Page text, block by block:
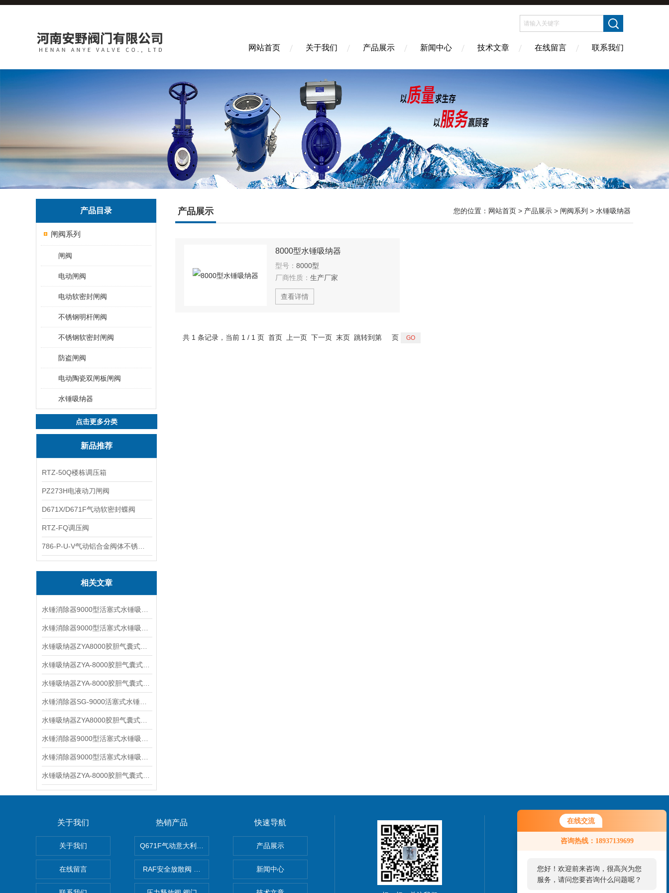
在线交流
咨询热线：18937139699
您好！欢迎前来咨询，很高兴为您
服务，请问您要咨询什么问题呢？
网站首页 关于我们 产品展示 新闻中心 技术文章 在线留言 联系我们
产品目录
闸阀系列
闸阀
电动闸阀
电动软密封闸阀
不锈钢明杆闸阀
不锈钢软密封闸阀
防盗闸阀
电动陶瓷双闸板闸阀
水锤吸纳器
点击更多分类
新品推荐
RTZ-50Q楼栋调压箱
PZ273H电液动刀闸阀
D671X/D671F气动软密封蝶阀
RTZ-FQ调压阀
相关文章
产品展示 您的位置： 网站首页 > 产品展示 > 闸阀系列 > 水锤吸纳器
8000型水锤吸纳器
型号： 8000型
厂商性质： 生产厂家
查看详情
共 1 条记录，当前 1 / 1 页 首页 上一页 下一页 末页 跳转到第 页
关于我们
关于我们
在线留言
热销产品
Q671F气动意大利式薄型球阀
RAF安全放散阀 阀生产
快速导航
产品展示
新闻中心
联系我们